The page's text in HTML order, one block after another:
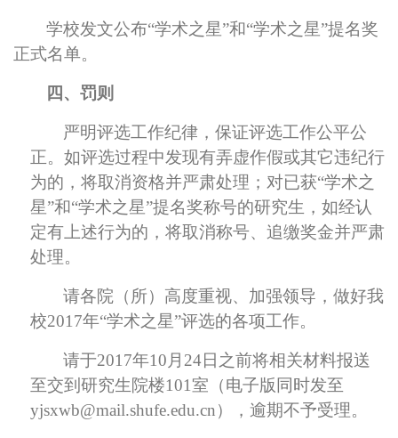
学校发文公布“学术之星”和“学术之星”提名奖
正式名单。
四、罚则
严明评选工作纪律，保证评选工作公平公
正。如评选过程中发现有弄虚作假或其它违纪行
为的，将取消资格并严肃处理；对已获“学术之
星”和“学术之星”提名奖称号的研究生，如经认
定有上述行为的，将取消称号、追缴奖金并严肃
处理。
请各院（所）高度重视、加强领导，做好我
校2017年“学术之星”评选的各项工作。
请于2017年10月24日之前将相关材料报送
至交到研究生院楼101室（电子版同时发至
yjsxwb@mail.shufe.edu.cn），逾期不予受理。